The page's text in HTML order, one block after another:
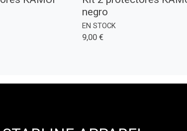
negro
EN STOCK
9,00 €